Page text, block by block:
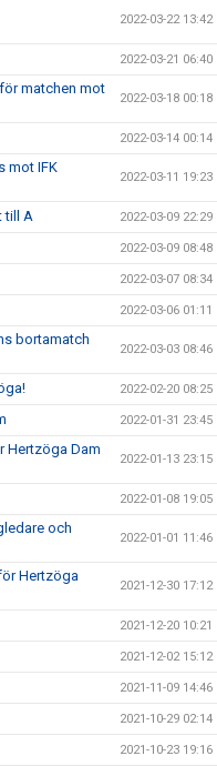
2022-03-22 13:42
2022-03-21 06:40
matchen mot
2022-03-18 00:18
2022-03-14 00:14
mot IFK
2022-03-11 19:23
till A 2022-03-09 22:29
2022-03-09 08:48
2022-03-07 08:34
2022-03-06 01:11
bortamatch
2022-03-03 08:46
2022-02-20 08:25
2022-01-31 23:45
Hertzöga Dam
2022-01-13 23:15
2022-01-08 19:05
och
2022-01-01 11:46
Hertzöga
2021-12-30 17:12
2021-12-20 10:21
2021-12-02 15:12
2021-11-09 14:46
2021-10-29 02:14
2021-10-23 19:16